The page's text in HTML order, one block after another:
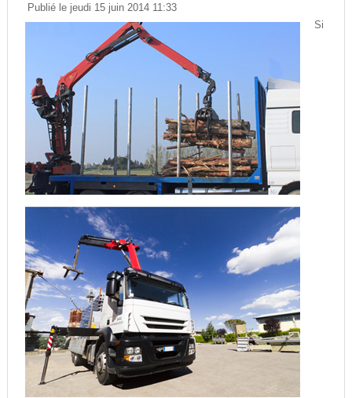
Publié le jeudi 15 juin 2014 11:33
Si